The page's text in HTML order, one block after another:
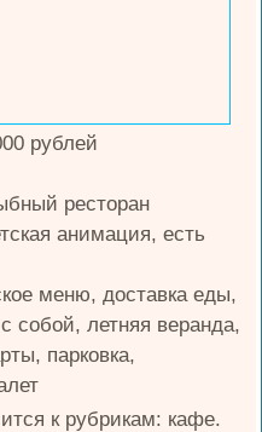
рублей
ресторан
анимация, есть
меню, доставка еды,
собой, летняя веранда,
парковка,
к рубрикам: кафе.